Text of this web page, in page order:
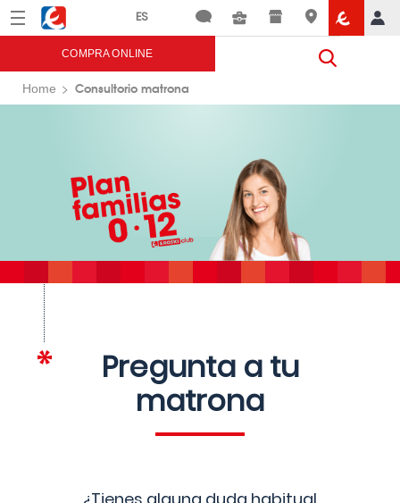
Menú Eroski
COMPRA ONLINE
Home Consultorio matrona
Pregunta a tu
matrona